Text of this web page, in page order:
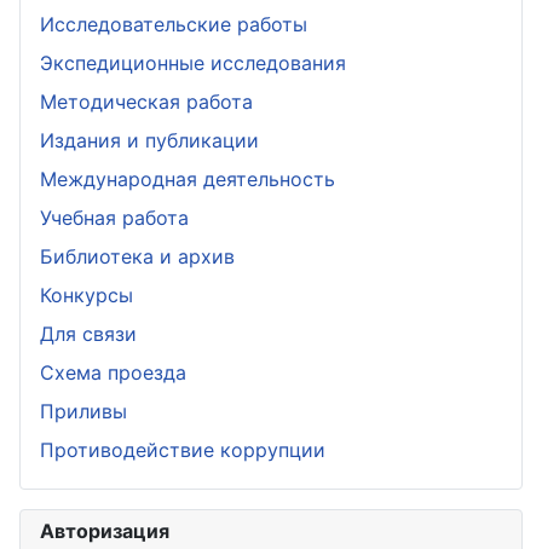
Исследовательские работы
Экспедиционные исследования
Методическая работа
Издания и публикации
Международная деятельность
Учебная работа
Библиотека и архив
Конкурсы
Для связи
Схема проезда
Приливы
Противодействие коррупции
Авторизация